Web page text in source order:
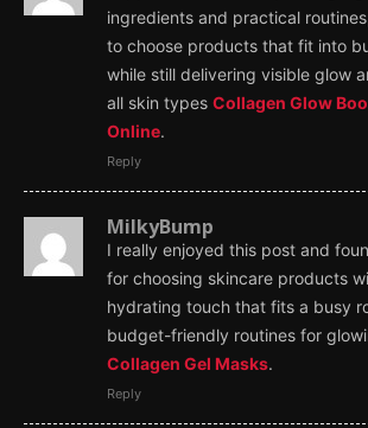
ingredients and practical
to choose products that fit into
while still delivering visible glow
all skin types Collagen Glow
Online.
Reply
MilkyBump
I really enjoyed this post and
for choosing skincare products
hydrating touch that fits a busy
budget-friendly routines for
Collagen Gel Masks.
Reply